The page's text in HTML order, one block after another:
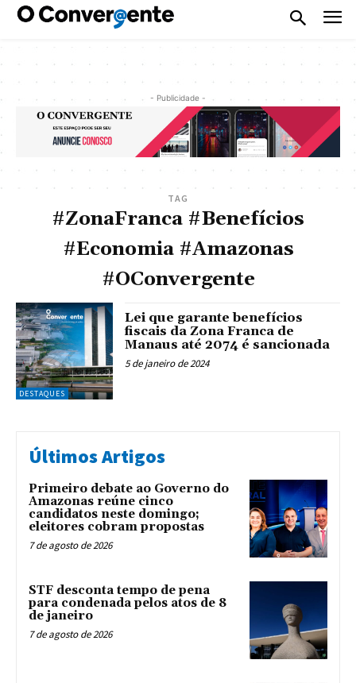
- Publicidade -
TAG
#ZonaFranca #Benefícios
#Economia #Amazonas
#OConvergente
DESTAQUES
Lei que garante benefícios
fiscais da Zona Franca de
Manaus até 2074 é sancionada
5 de janeiro de 2024
Últimos Artigos
Primeiro debate ao Governo do
Amazonas reúne cinco
candidatos neste domingo;
eleitores cobram propostas
7 de agosto de 2026
STF desconta tempo de pena
para condenada pelos atos de 8
de janeiro
7 de agosto de 2026